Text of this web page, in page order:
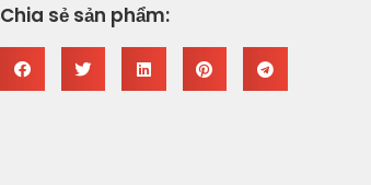
Chia sẻ sản phẩm: